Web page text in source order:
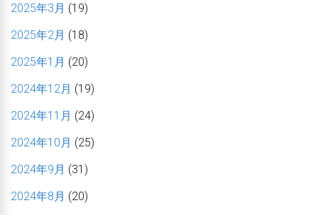
2025年3月 (19)
2025年2月 (18)
2025年1月 (20)
2024年12月 (19)
2024年11月 (24)
2024年10月 (25)
2024年9月 (31)
2024年8月 (20)